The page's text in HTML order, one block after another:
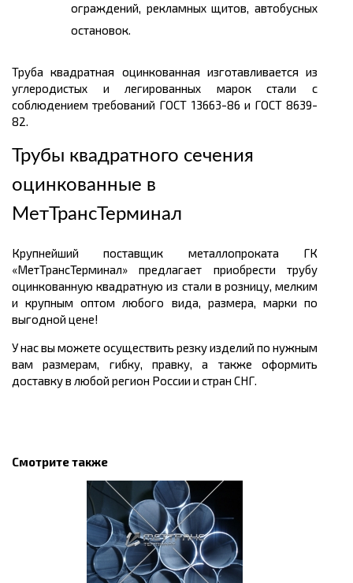
ограждений, рекламных щитов, автобусных
остановок.
Труба квадратная оцинкованная изготавливается из
углеродистых и легированных марок стали с
соблюдением требований ГОСТ 13663-86 и ГОСТ 8639-
82.
Трубы квадратного сечения
оцинкованные в
МетТрансТерминал
Крупнейший поставщик металлопроката ГК
«МетТрансТерминал» предлагает приобрести трубу
оцинкованную квадратную из стали в розницу, мелким
и крупным оптом любого вида, размера, марки по
выгодной цене!
У нас вы можете осуществить резку изделий по нужным
вам размерам, гибку, правку, а также оформить
доставку в любой регион России и стран СНГ.
Смотрите также